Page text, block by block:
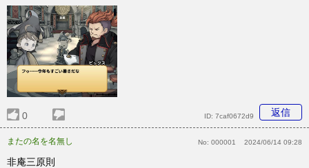
0 返信
ID: 7caf0672d9
またの名を名無し No: 000001 2024/06/14 09:28
非庵三原則